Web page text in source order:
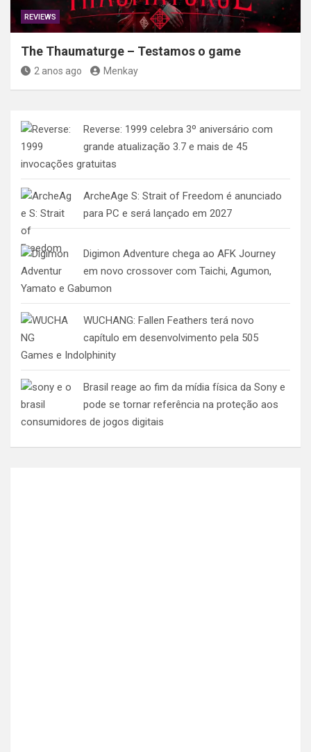
REVIEWS
The Thaumaturge – Testamos o game
2 anos ago Menkay
Reverse: 1999 celebra 3º aniversário com
grande atualização 3.7 e mais de 45
invocações gratuitas
ArcheAge S: Strait of Freedom é anunciado
para PC e será lançado em 2027
Digimon Adventure chega ao AFK Journey
em novo crossover com Taichi, Agumon,
Yamato e Gabumon
WUCHANG: Fallen Feathers terá novo
capítulo em desenvolvimento pela 505
Games e Indolphinity
Brasil reage ao fim da mídia física da Sony e
pode se tornar referência na proteção aos
consumidores de jogos digitais